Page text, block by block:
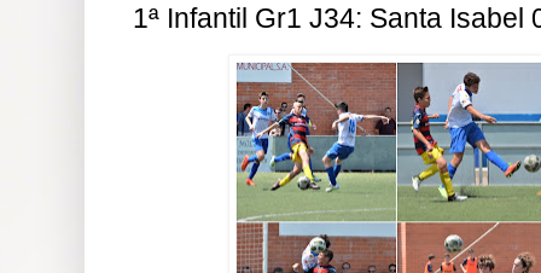
1ª Infantil Gr1 J34: Santa Isabel